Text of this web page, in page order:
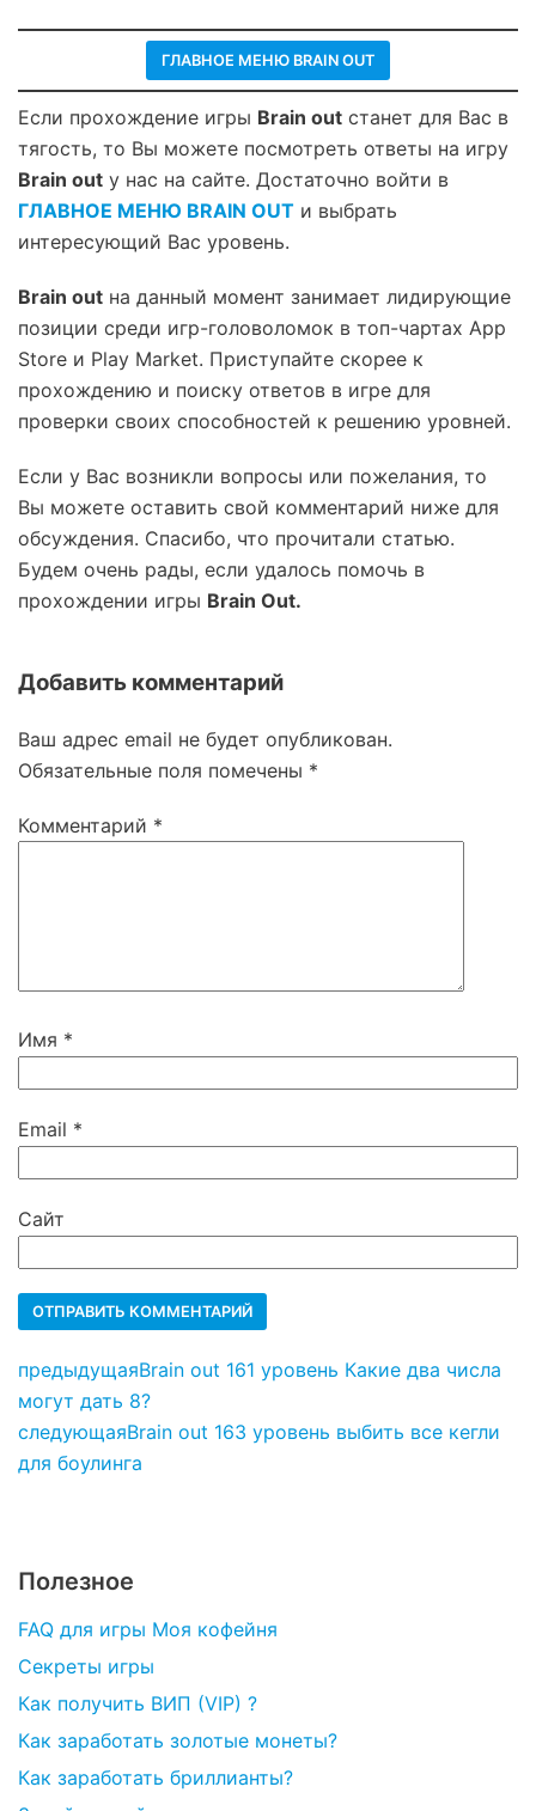
ГЛАВНОЕ МЕНЮ BRAIN OUT
Если прохождение игры Brain out станет для Вас в
тягость, то Вы можете посмотреть ответы на игру
Brain out у нас на сайте. Достаточно войти в
ГЛАВНОЕ МЕНЮ BRAIN OUT и выбрать
интересующий Вас уровень.
Brain out на данный момент занимает лидирующие
позиции среди игр-головоломок в топ-чартах App
Store и Play Market. Приступайте скорее к
прохождению и поиску ответов в игре для
проверки своих способностей к решению уровней.
Если у Вас возникли вопросы или пожелания, то
Вы можете оставить свой комментарий ниже для
обсуждения. Спасибо, что прочитали статью.
Будем очень рады, если удалось помочь в
прохождении игры Brain Out.
Добавить комментарий
Ваш адрес email не будет опубликован.
Обязательные поля помечены *
Комментарий *
Имя *
Email *
Сайт
предыдущаяBrain out 161 уровень Какие два числа
могут дать 8?
следующаяBrain out 163 уровень выбить все кегли
для боулинга
Полезное
FAQ для игры Моя кофейня
Секреты игры
Как получить ВИП (VIP) ?
Как заработать золотые монеты?
Как заработать бриллианты?